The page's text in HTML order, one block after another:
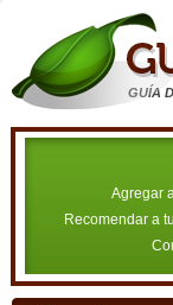
GUÍA
Agregar
Recomendar a